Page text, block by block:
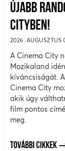
ÚJABB
CITYBEN!
2026. AUGUSZTUS
A Cinema City
Mozikaland
kíváncsiságát.
Cinema City
akik úgy
film pontos
meg.
TOVÁBBI CIKKEK